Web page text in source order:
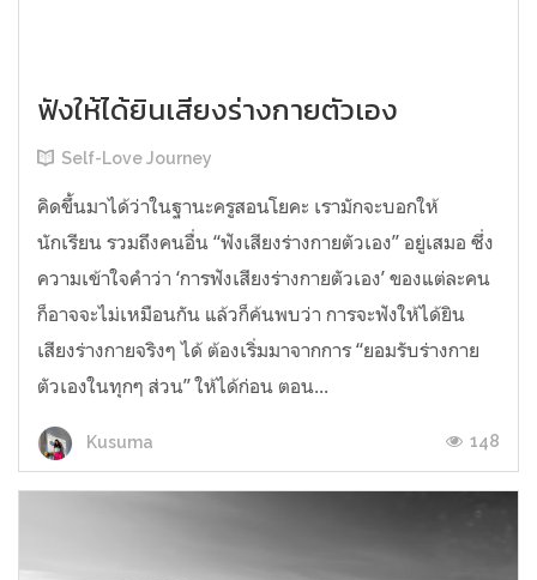
ฟังให้ได้ยินเสียงร่างกายตัวเอง
Self-Love Journey
คิดขึ้นมาได้ว่าในฐานะครูสอนโยคะ เรามักจะบอกให้
นักเรียน รวมถึงคนอื่น “ฟังเสียงร่างกายตัวเอง” อยู่เสมอ ซึ่ง
ความเข้าใจคำว่า ‘การฟังเสียงร่างกายตัวเอง’ ของแต่ละคน
ก็อาจจะไม่เหมือนกัน แล้วก็ค้นพบว่า การจะฟังให้ได้ยิน
เสียงร่างกายจริงๆ ได้ ต้องเริ่มมาจากการ “ยอมรับร่างกาย
ตัวเองในทุกๆ ส่วน” ให้ได้ก่อน ตอน...
Kusuma 148